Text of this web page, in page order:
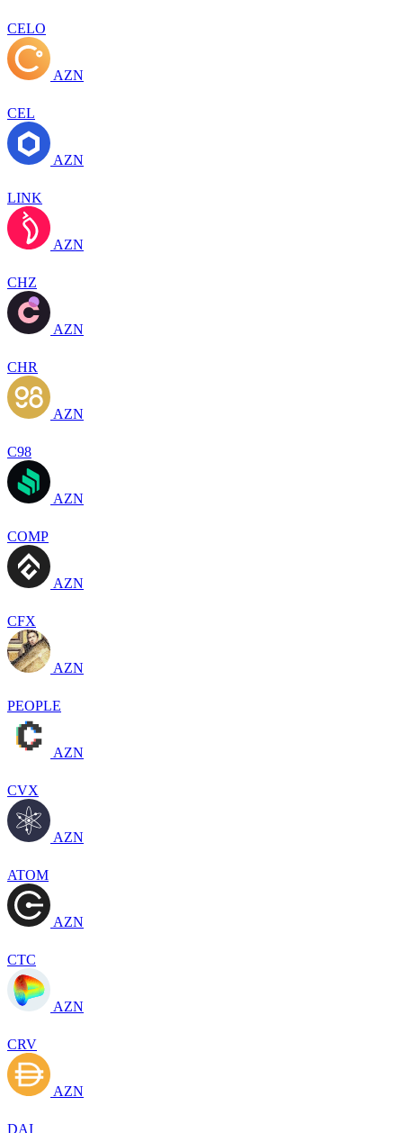
CELO
AZN
CEL
AZN
LINK
AZN
CHZ
AZN
CHR
AZN
C98
AZN
COMP
AZN
CFX
AZN
PEOPLE
AZN
CVX
AZN
ATOM
AZN
CTC
AZN
CRV
AZN
DAI